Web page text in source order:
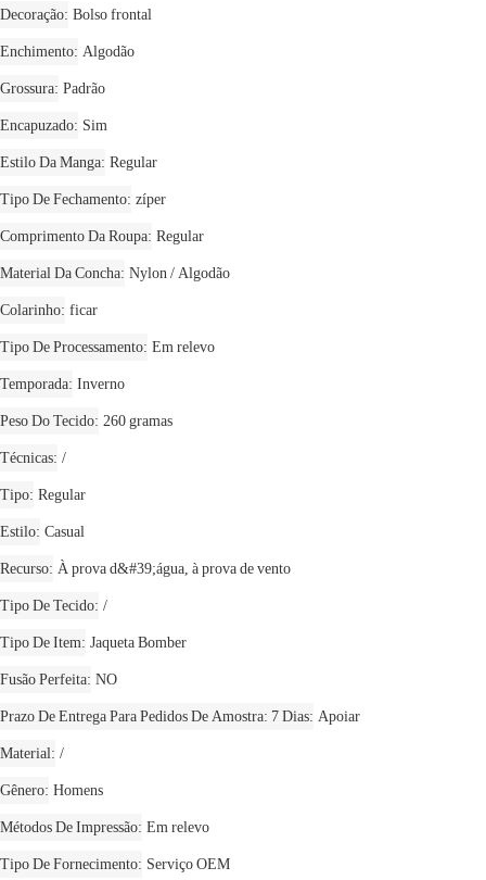
Decoração Bolso frontal
Enchimento Algodão
Grossura Padrão
Encapuzado Sim
Estilo Da Manga Regular
Tipo De Fechamento zíper
Comprimento Da Roupa Regular
Material Da Concha Nylon / Algodão
Colarinho ficar
Tipo De Processamento Em relevo
Temporada Inverno
Peso Do Tecido 260 gramas
Técnicas /
Tipo Regular
Estilo Casual
Recurso À prova d&#39;água, à prova de vento
Tipo De Tecido /
Tipo De Item Jaqueta Bomber
Fusão Perfeita NO
Prazo De Entrega Para Pedidos De Amostra: 7 Dias Apoiar
Material /
Gênero Homens
Métodos De Impressão Em relevo
Tipo De Fornecimento Serviço OEM